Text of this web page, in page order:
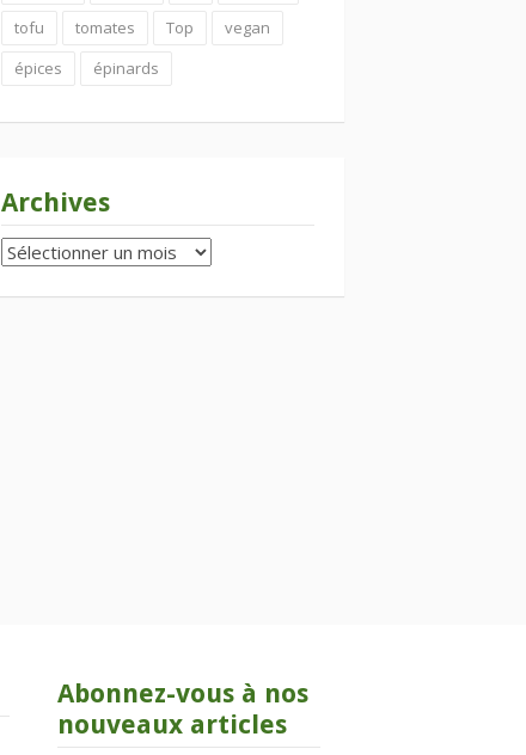
tofu
tomates Top
vegan
épices
épinards
Archives
Archives
Abonnez-vous à nos
nouveaux articles